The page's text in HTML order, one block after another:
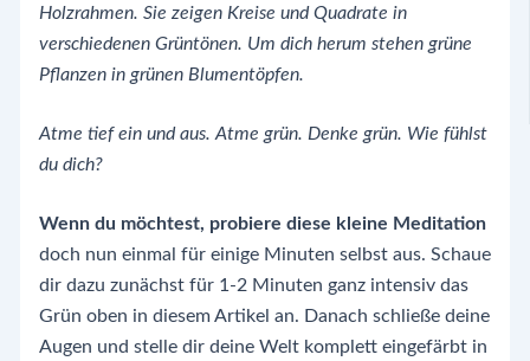
Holzrahmen. Sie zeigen Kreise und Quadrate in
verschiedenen Grüntönen. Um dich herum stehen grüne
Pflanzen in grünen Blumentöpfen.
Atme tief ein und aus. Atme grün. Denke grün. Wie fühlst
du dich?
Wenn du möchtest, probiere diese kleine Meditation
doch nun einmal für einige Minuten selbst aus. Schaue
dir dazu zunächst für 1-2 Minuten ganz intensiv das
Grün oben in diesem Artikel an. Danach schließe deine
Augen und stelle dir deine Welt komplett eingefärbt in